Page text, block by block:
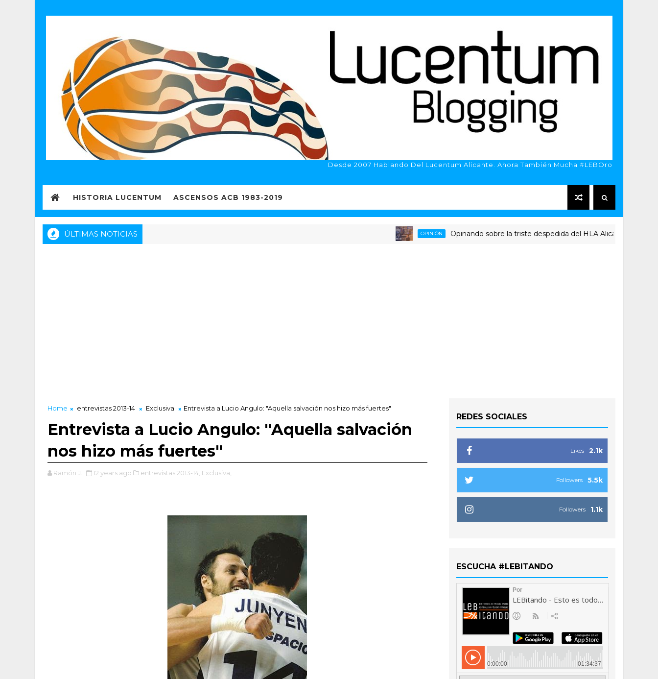
Desde 2007 Hablando Del Lucentum Alicante. Ahora También Mucha #LEBOro
HISTORIA LUCENTUM ASCENSOS ACB 1983-2019
ÚLTIMAS NOTICIAS OPINIÓN Opinando sobre la triste despedida del HLA Alicante a Rubén Perelló
Home entrevistas 2013-14 Exclusiva Entrevista a Lucio Angulo: "Aquella salvación nos hizo más fuertes"
Entrevista a Lucio Angulo: "Aquella salvación
nos hizo más fuertes"
Ramón J. 12 years ago entrevistas 2013-14, Exclusiva,
REDES SOCIALES
2.1k
Likes
5.5k
Followers
1.1k
Followers
ESCUCHA #LEBITANDO